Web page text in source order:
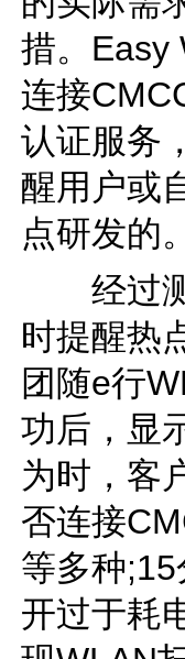
措。Easy
连接
认证服务
醒用户或
点研发的
经过测
时提醒热
团随e行
功后，显
为时，客
否连接
等多种
开过于耗